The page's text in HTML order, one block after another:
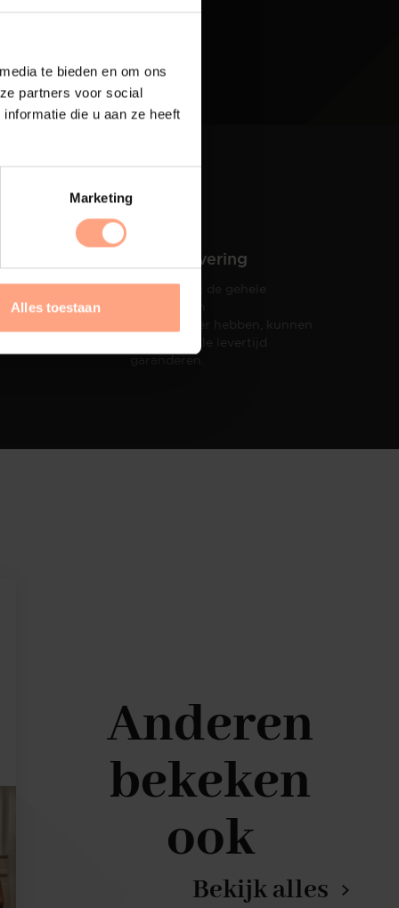
te bieden en om ons
partners voor social
die u aan ze heeft
Marketing
Alles toestaan
tot
Snelle levering
Doordat wij de gehele
eigen beheer hebben, kunnen
wij een snelle levertijd
Anderen
bekeken
ook
Bekijk alles